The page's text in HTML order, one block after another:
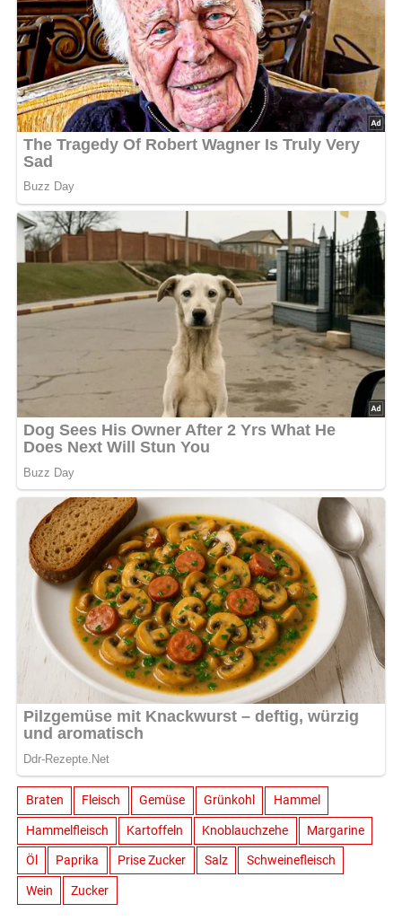
Braten Fleisch Gemüse Grünkohl Hammel
Hammelfleisch Kartoffeln Knoblauchzehe Margarine
Öl Paprika Prise Zucker Salz Schweinefleisch
Wein Zucker